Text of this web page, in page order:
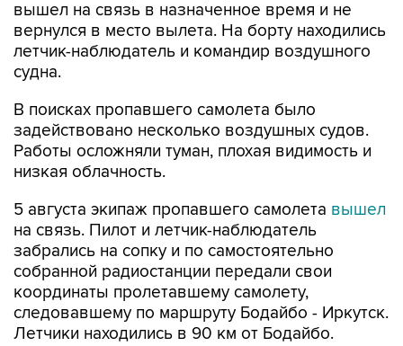
вышел на связь в назначенное время и не
вернулся в место вылета. На борту находились
летчик-наблюдатель и командир воздушного
судна.
В поисках пропавшего самолета было
задействовано несколько воздушных судов.
Работы осложняли туман, плохая видимость и
низкая облачность.
5 августа экипаж пропавшего самолета вышел
на связь. Пилот и летчик-наблюдатель
забрались на сопку и по самостоятельно
собранной радиостанции передали свои
координаты пролетавшему самолету,
следовавшему по маршруту Бодайбо - Иркутск.
Летчики находились в 90 км от Бодайбо.